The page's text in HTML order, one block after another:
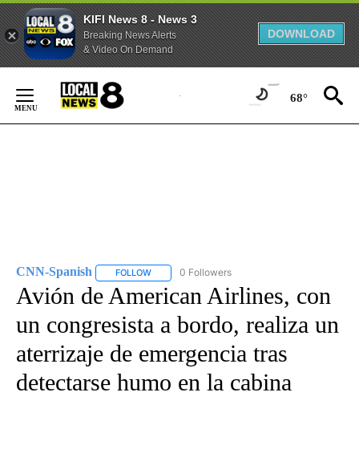
KIFI News 8 - News 3
Breaking News Alerts
& Video On Demand
DOWNLOAD
Content
68°
CNN-Spanish FOLLOW FOLLOW "CNN-SPANISH" TO RECEIVE
0 Followers
Avión de American Airlines, con
un congresista a bordo, realiza un
aterrizaje de emergencia tras
detectarse humo en la cabina